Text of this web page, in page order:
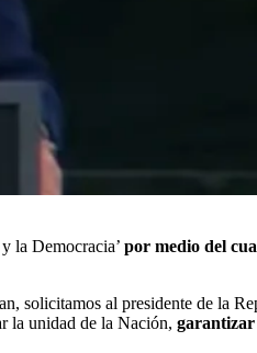
la Democracia’ por medio del
solicitamos al presidente de la
la unidad de la Nación, garantizar